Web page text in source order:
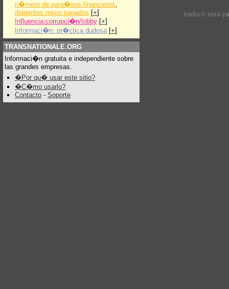
n�mero de para�sos financieros,
dirigentes mejor pagados [+]
Influencia:corrupci�n/lobby [+]
Informaci�n: pr�ctica dudosa [+]
TRANSNATIONALE.ORG
Informaci�n gratuita e independiente sobre
las grandes empresas.
�Por qu� usar este sitio?
�C�mo usarlo?
Contacto - Soporte
traducir esta